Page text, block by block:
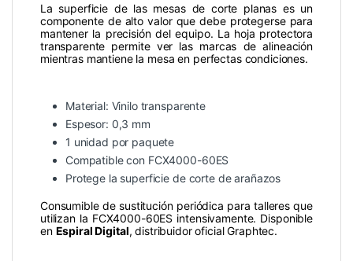
La superficie de las mesas de corte planas es un
componente de alto valor que debe protegerse para
mantener la precisión del equipo. La hoja protectora
transparente permite ver las marcas de alineación
mientras mantiene la mesa en perfectas condiciones.
Material: Vinilo transparente
Espesor: 0,3 mm
1 unidad por paquete
Compatible con FCX4000-60ES
Protege la superficie de corte de arañazos
Consumible de sustitución periódica para talleres que
utilizan la FCX4000-60ES intensivamente. Disponible
en Espiral Digital, distribuidor oficial Graphtec.